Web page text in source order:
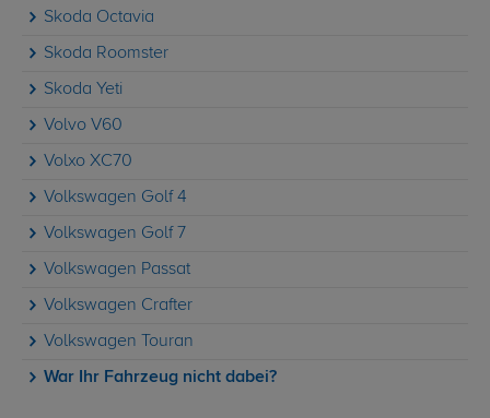
Skoda Octavia
Skoda Roomster
Skoda Yeti
Volvo V60
Volxo XC70
Volkswagen Golf 4
Volkswagen Golf 7
Volkswagen Passat
Volkswagen Crafter
Volkswagen Touran
War Ihr Fahrzeug nicht dabei?